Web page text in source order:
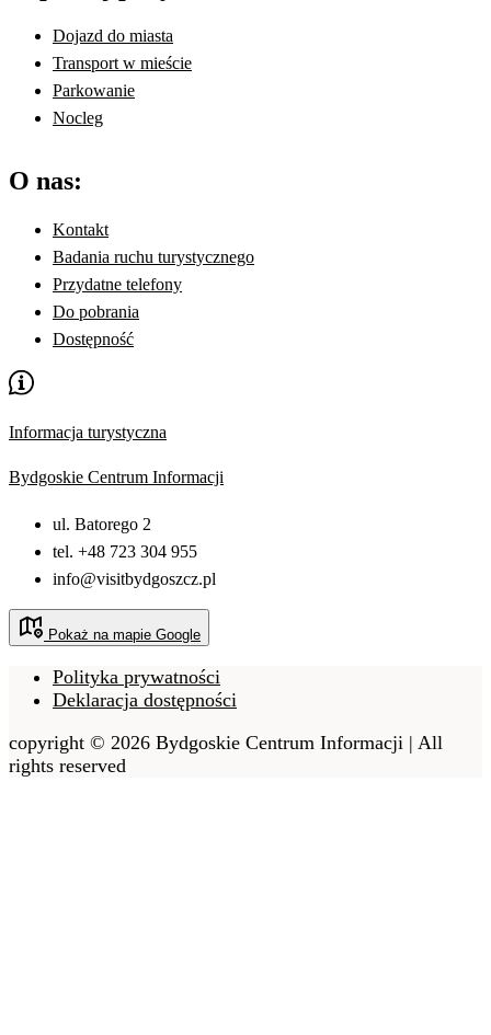
Dojazd do miasta
Transport w mieście
Parkowanie
Nocleg
O nas:
Kontakt
Badania ruchu turystycznego
Przydatne telefony
Do pobrania
Dostępność
Informacja turystyczna
Bydgoskie Centrum Informacji
ul. Batorego 2
tel. +48 723 304 955
info@visitbydgoszcz.pl
Pokaż na mapie Google
Polityka prywatności
Deklaracja dostępności
copyright © 2026 Bydgoskie Centrum Informacji | All
rights reserved